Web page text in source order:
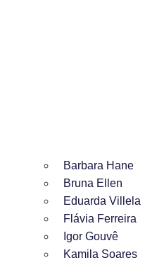
Barbara Hane
Bruna Ellen
Eduarda Villela
Flávia Ferreira
Igor Gouvê
Kamila Soares